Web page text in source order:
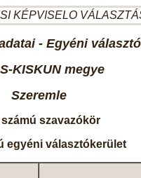
KÉPVISELO
- Egyéni
KISKUN megye
Szeremle
számú szavazókör
egyéni választókerület